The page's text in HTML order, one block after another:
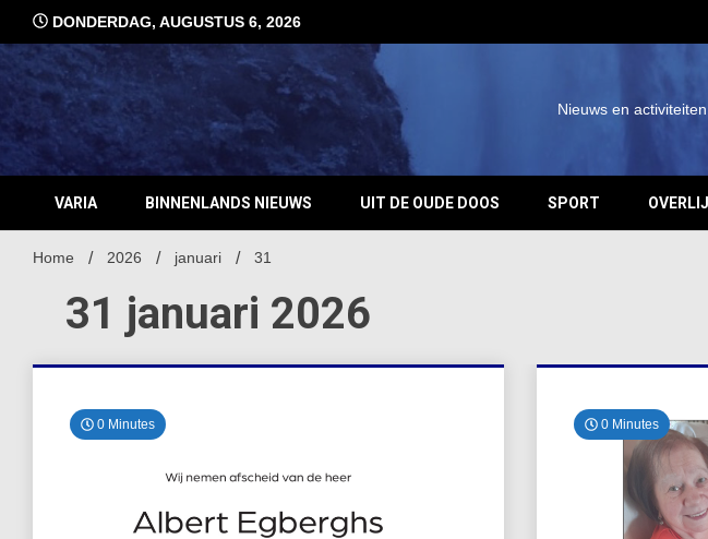
inhoud
DONDERDAG, AUGUSTUS 6, 2026
Nieuws en
VARIA BINNENLANDS NIEUWS UIT DE OUDE DOOS SPORT
Home 2026 januari 31
31 januari 2026
0 Minutes 0 Minutes